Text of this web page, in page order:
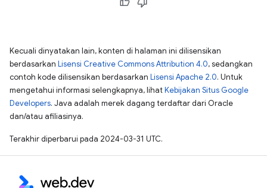
Kecuali dinyatakan lain, konten di halaman ini dilisensikan
berdasarkan Lisensi Creative Commons Attribution 4.0, sedangkan
contoh kode dilisensikan berdasarkan Lisensi Apache 2.0. Untuk
mengetahui informasi selengkapnya, lihatKebijakan Situs Google
Developers. Java adalah merek dagang terdaftar dari Oracle
dan/atau afiliasinya.
Terakhir diperbarui pada 2024-03-31 UTC.